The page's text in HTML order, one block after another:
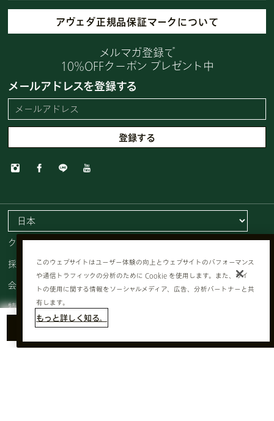
ショッピングカートに追加する
アヴェダ正規品保証マークについて
メルマガ登録で
10%OFFクーポン プレゼント中
メールアドレスを登録する
利用規約
プライバシーポリシー
特定商取引法に基づく表記
会員規約
採用情報
クッキーを管理する
このウェブサイトはユーザー体験の向上とウェブサイトのパフォーマンス
や通信トラフィックの分析のために Cookie を使用します。また、サイ
トの使用に関する情報をソーシャルメディア、広告、分析パートナーと共
有します。
もっと詳しく知る。